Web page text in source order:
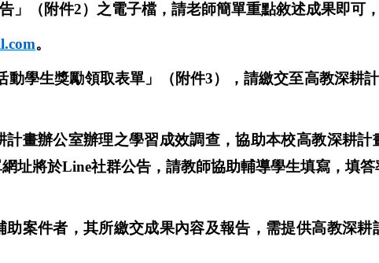
」（附件2）之電子檔，請老師簡單重點敘述成果即可
。
動學生獎勵領取表單」（附件3），請繳交至高教深耕
畫辦公室辦理之學習成效調查，協助本校高教深耕
址將於Line社群公告，請教師協助輔導學生填寫，填
案件者，其所繳交成果內容及報告，需提供高教深